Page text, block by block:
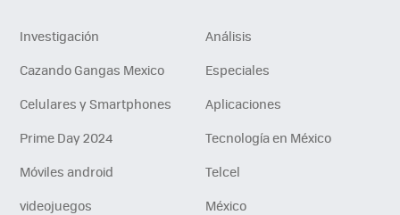
Investigación
Análisis
Cazando Gangas Mexico
Especiales
Celulares y Smartphones
Aplicaciones
Prime Day 2024
Tecnología en México
Móviles android
Telcel
videojuegos
México